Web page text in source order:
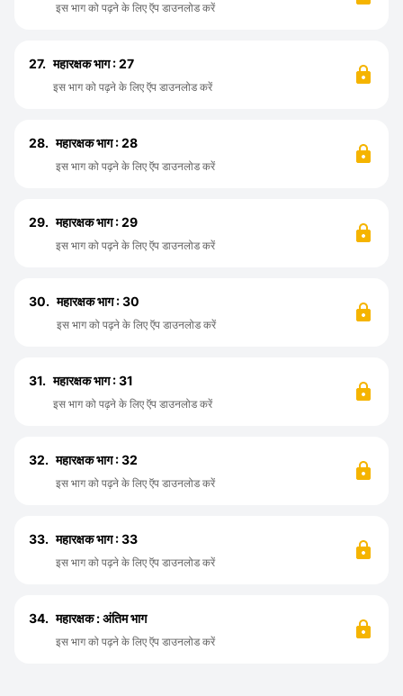
इस भाग को पढ़ने के लिए ऍप डाउनलोड करें
27. महारक्षक भाग : 27
इस भाग को पढ़ने के लिए ऍप डाउनलोड करें
28. महारक्षक भाग : 28
इस भाग को पढ़ने के लिए ऍप डाउनलोड करें
29. महारक्षक भाग : 29
इस भाग को पढ़ने के लिए ऍप डाउनलोड करें
30. महारक्षक भाग : 30
इस भाग को पढ़ने के लिए ऍप डाउनलोड करें
31. महारक्षक भाग : 31
इस भाग को पढ़ने के लिए ऍप डाउनलोड करें
32. महारक्षक भाग : 32
इस भाग को पढ़ने के लिए ऍप डाउनलोड करें
33. महारक्षक भाग : 33
इस भाग को पढ़ने के लिए ऍप डाउनलोड करें
34. महारक्षक : अंतिम भाग
इस भाग को पढ़ने के लिए ऍप डाउनलोड करें